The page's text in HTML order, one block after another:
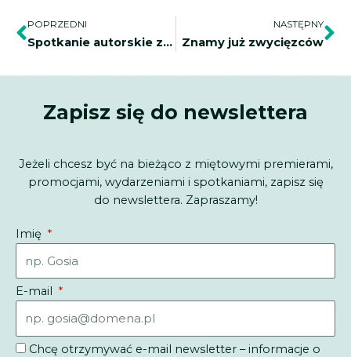
Prev
POPRZEDNI
Spotkanie autorskie z Karoliną Głogowską – autorką „Szeptanki”
NASTĘPNY
Znamy już zwycięzców
Zapisz się do newslettera
Jeżeli chcesz być na bieżąco z miętowymi premierami,
promocjami, wydarzeniami i spotkaniami, zapisz się
do newslettera. Zapraszamy!
Imię
E-mail
Chcę otrzymywać e-mail newsletter – informacje o